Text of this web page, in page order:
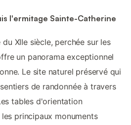
l'ermitage Sainte-Catherine
XIIe siècle, perchée sur les
un panorama exceptionnel
Le site naturel préservé qui
de randonnée à travers
tables d'orientation
principaux monuments